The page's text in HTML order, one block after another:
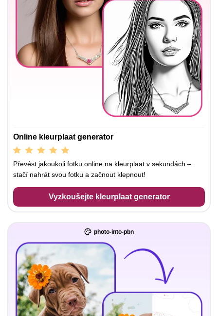
Online kleurplaat generator
Převést jakoukoli fotku online na kleurplaat v sekundách –
stačí nahrát svou fotku a začnout klepnout!
Vyzkoušejte kleurplaat generator
photo-into-pbn